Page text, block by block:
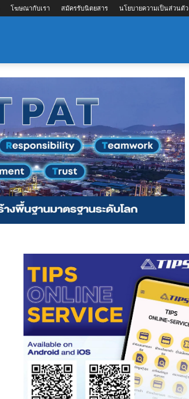
โฆษณากับเรา สมัครรับนิตยสาร นโยบายความเป็นส่วนตัว